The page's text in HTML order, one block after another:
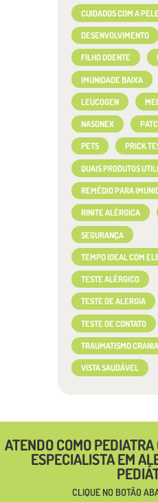
CUIDADOS COM A
DESENVOLVIMENTO
FILHO DOENTE
IMUNIDADE BAIXA
LEUCOGEN
NASONEX
PETS PRICK
QUAIS PRODUTOS
REMÉDIO PARA
RINITE ALÉRGICA
SEGURANÇA
TEMPO IDEAL COM
TESTE ALÉRGICO
TESTE DE ALERGIA
TESTE DE CONTATO
TRAUMATISMO
VISTA SAUDÁVEL
ATENDO COMO
ESPECIALISTA EM
CLIQUE NO BOTÃO